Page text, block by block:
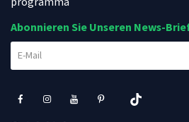
Abonnieren Sie Unseren News-